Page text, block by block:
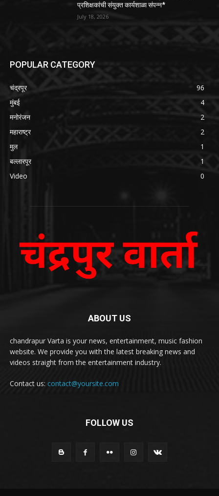
प्रशिक्षकांची संयुक्त कार्यशाळा संपन्न*
July 18, 2026
POPULAR CATEGORY
चंद्रपूर
96
मुंबई
4
मनोरंजन
2
महाराष्ट्र
2
मुल
1
बल्लारपूर
1
Video
0
ABOUT US
chandrapur Varta is your news, entertainment, music fashion
website. We provide you with the latest breaking news and
videos straight from the entertainment industry.
Contact us: contact@yoursite.com
FOLLOW US